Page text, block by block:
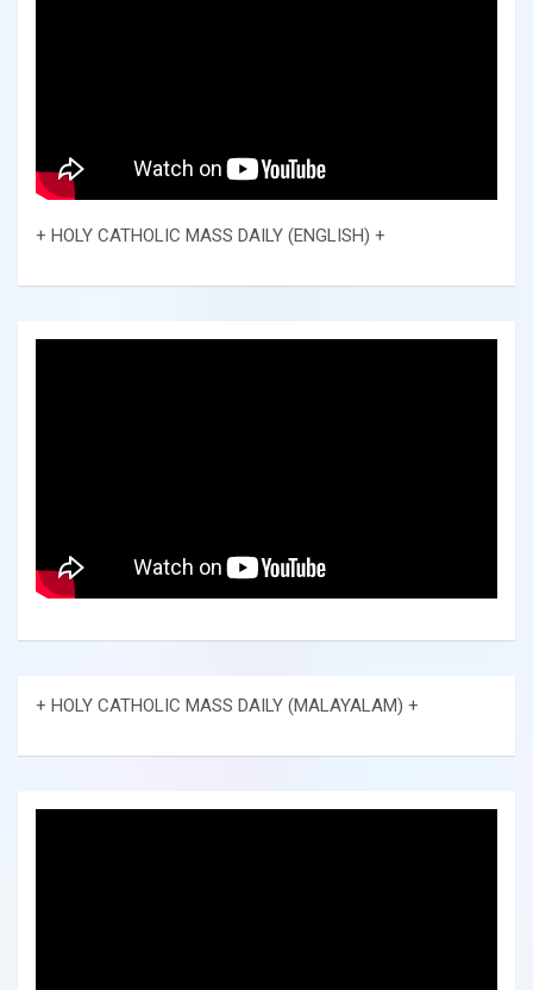
+ HOLY CATHOLIC MASS DAILY (ENGLISH) +
+ HOLY CATHOLIC MASS DAILY (MALAYALAM) +